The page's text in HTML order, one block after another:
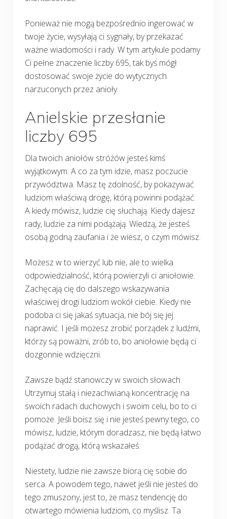
Ponieważ nie mogą bezpośrednio ingerować w
twoje życie, wysyłają ci sygnały, by przekazać
ważne wiadomości i rady. W tym artykule podamy
Ci pełne znaczenie liczby 695, tak byś mógł
dostosować swoje życie do wytycznych
narzuconych przez anioły.
Anielskie przesłanie
liczby 695
Dla twoich aniołów stróżów jesteś kimś
wyjątkowym. A co za tym idzie, masz poczucie
przywództwa. Masz tę zdolność, by pokazywać
ludziom właściwą drogę, którą powinni podążać.
A kiedy mówisz, ludzie cię słuchają. Kiedy dajesz
rady, ludzie za nimi podążają. Wiedzą, że jesteś
osobą godną zaufania i że wiesz, o czym mówisz.
Możesz w to wierzyć lub nie, ale to wielka
odpowiedzialność, którą powierzyli ci aniołowie.
Zachęcają cię do dalszego wskazywania
właściwej drogi ludziom wokół ciebie. Kiedy nie
podoba ci się jakaś sytuacja, nie bój się jej
naprawić. I jeśli możesz zrobić porządek z ludźmi,
którzy są poważni, zrób to, bo aniołowie będą ci
dozgonnie wdzięczni.
Zawsze bądź stanowczy w swoich słowach.
Utrzymuj stałą i niezachwianą koncentrację na
swoich radach duchowych i swoim celu, bo to ci
pomoże. Jeśli boisz się i nie jesteś pewny tego, co
mówisz, ludzie, którym doradzasz, nie będą łatwo
podążać drogą, którą wskazałeś.
Niestety, ludzie nie zawsze biorą cię sobie do
serca. A powodem tego, nawet jeśli nie jesteś do
tego zmuszony, jest to, że masz tendencję do
otwartego mówienia ludziom, co myślisz. Ta